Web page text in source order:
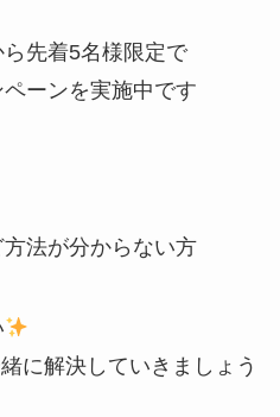
先着5名様限定で
ーンを実施中です
方法が分からない方
に解決していきましょう